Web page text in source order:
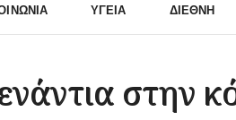
ΥΓΕΊΑ ΔΙΕΘΝΉ
στην